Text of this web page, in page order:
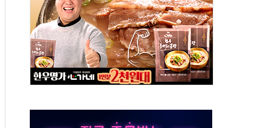
폭우…강원 동해안 강한 비 이어져
화원 수거차에 치여 사망
대 남성 2명 숨져
일 없게"…'결혼 페널티' 22개 과제 손본다
전복…1명 사망·1명 실종
석..."국제적 시민 연대로 목소리 내야"